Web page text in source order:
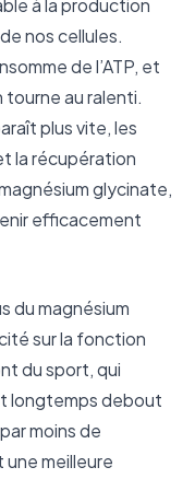
nos cellules.
de l’ATP, et
au ralenti.
plus vite, les
la récupération
glycinate,
efficacement
du magnésium
sur la fonction
du sport, qui
longtemps debout
moins de
meilleure